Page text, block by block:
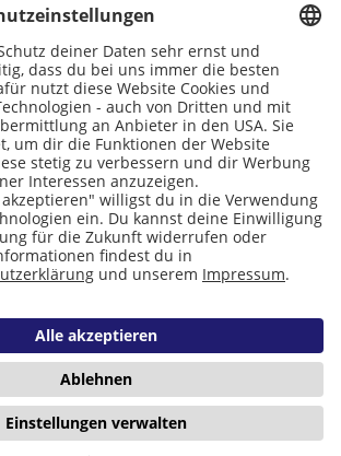
UNTERSTÜTZT VON
Eltern
Stiftung Lesen
IMPRESSUM
COOKIES
Copyright © 2026 Leseliebe